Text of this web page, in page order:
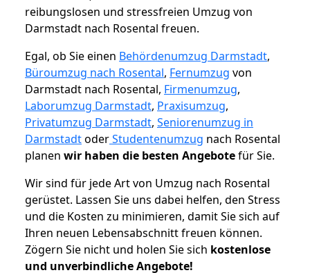
reibungslosen und stressfreien Umzug von
Darmstadt nach Rosental freuen.
Egal, ob Sie einen Behördenumzug Darmstadt,
Büroumzug nach Rosental, Fernumzug von
Darmstadt nach Rosental, Firmenumzug,
Laborumzug Darmstadt, Praxisumzug,
Privatumzug Darmstadt, Seniorenumzug in
DarmstadtoderStudentenumzug nach Rosental
planen wir haben die besten Angebotefür Sie.
Wir sind für jede Art von Umzug nach Rosental
gerüstet. Lassen Sie uns dabei helfen, den Stress
und die Kosten zu minimieren, damit Sie sich auf
Ihren neuen Lebensabschnitt freuen können.
Zögern Sie nicht und holen Sie sich kostenlose
und unverbindliche Angebote!